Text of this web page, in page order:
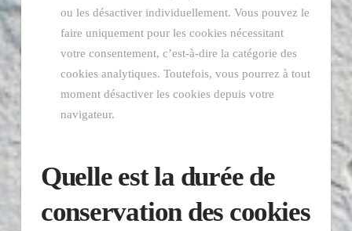
ou les désactiver individuellement. Vous pouvez le
faire uniquement pour les cookies nécessitant
votre consentement, c’est-à-dire la catégorie des
cookies analytiques. Toutefois, vous pourrez à tout
moment désactiver les cookies depuis votre
navigateur.
Quelle est la durée de
conservation des cookies